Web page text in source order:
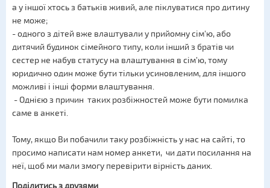
а у іншої хтось з батьків живий, але піклуватися про дитину
не може;
- одного з дітей вже влаштували у прийомну сім'ю, або
дитячий будинок сімейного типу, коли інший з братів чи
сестер не набув статусу на влаштування в сім’ю, тому
юридично один може бути тільки усиновленим, для іншого
можливі і інші форми влаштування.
- Однією з причин таких розбіжностей може бути помилка
саме в анкеті.
Тому, якщо Ви побачили таку розбіжність у нас на сайті, то
просимо написати нам номер анкети, чи дати посилання на
неї, щоб ми мали змогу перевірити вірність даних.
Поділитись з друзями